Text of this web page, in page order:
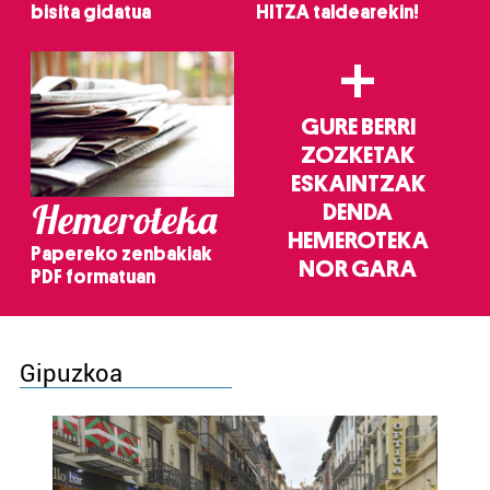
bisita gidatua
HITZA taldearekin!
Hemeroteka
Papereko zenbakiak
PDF formatuan
+
GURE BERRI
ZOZKETAK
ESKAINTZAK
DENDA
HEMEROTEKA
NOR GARA
Gipuzkoa